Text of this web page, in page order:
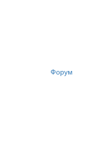
Форум